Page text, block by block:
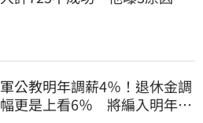
軍公教明年調薪4％！退休金調
幅更是上看6％ 將編入明年度